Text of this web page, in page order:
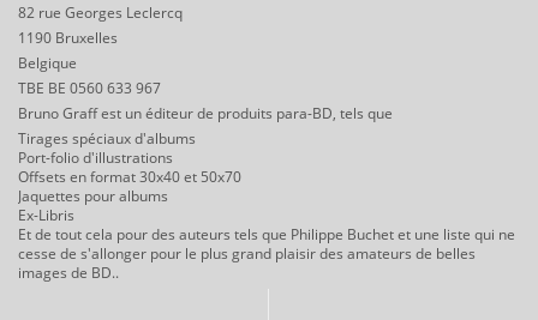
82 rue Georges Leclercq
1190 Bruxelles
Belgique
TBE BE 0560 633 967
Bruno Graff est un éditeur de produits para-BD, tels que
Tirages spéciaux d'albums
Port-folio d'illustrations
Offsets en format 30x40 et 50x70
Jaquettes pour albums
Ex-Libris
Et de tout cela pour des auteurs tels que Philippe Buchet et une liste qui ne
cesse de s'allonger pour le plus grand plaisir des amateurs de belles
images de BD..